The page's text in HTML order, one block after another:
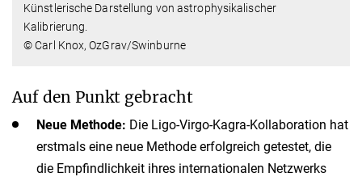
Künstlerische Darstellung von astrophysikalischer
Kalibrierung.
© Carl Knox, OzGrav/Swinburne
Auf den Punkt gebracht
Neue Methode: Die Ligo-Virgo-Kagra-Kollaboration hat
erstmals eine neue Methode erfolgreich getestet, die
die Empfindlichkeit ihres internationalen Netzwerks